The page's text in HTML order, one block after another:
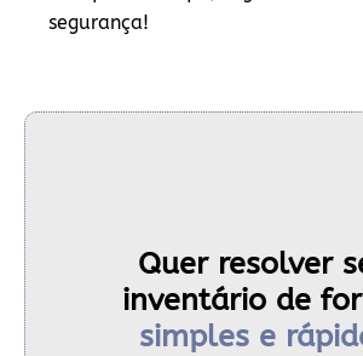
segurança!
Quer resolver
inventário de
simples e